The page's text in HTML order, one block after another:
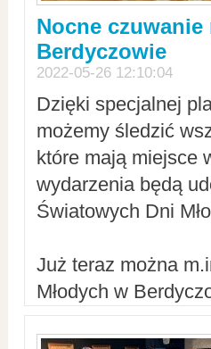
Nocne
Berdyczowie
2022-05-26 12:10:04
Dzięki specjalnej
możemy śledzić
które mają miejsce
wydarzenia będą
Światowych Dni
Już teraz można
Młodych w